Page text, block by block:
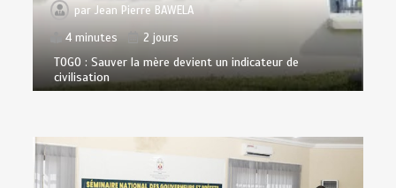
parJean Pierre BAWELA
4 minutes
2 jours
TOGO : Sauver la mère devient un indicateur de
civilisation